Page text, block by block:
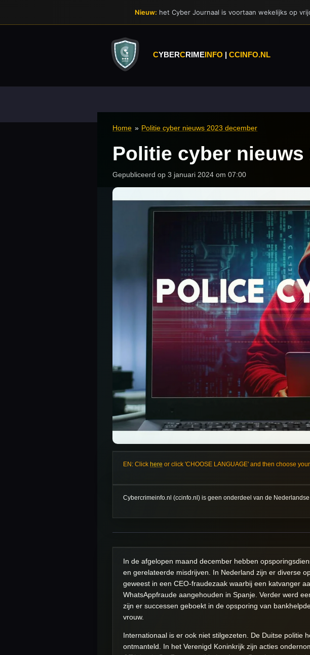
CYBERCRIMEINFO | CCINFO.NL
Home » Politie cyber nieuws 2023 december
Politie cyber nieuws
Gepubliceerd op 3 januari 2024 om 07:00
EN: Click here or click 'CHOOSE LANGUAGE' and then choose
Cybercrimeinfo.nl (ccinfo.nl) is geen onderdeel van de
In de afgelopen maand december hebben
en gerelateerde misdrijven. In Nederland zijn er diverse
geweest in een CEO-fraudezaak waarbij een katvanger
WhatsAppfraude aangehouden in Spanje. Verder werd
zijn er successen geboekt in de opsporing van
vrouw.
Internationaal is er ook niet stilgezeten. De Duitse politie
ontmanteld. In het Verenigd Koninkrijk zijn acties
Nieuw: het Cyber Journaal is voortaan wekelijks op